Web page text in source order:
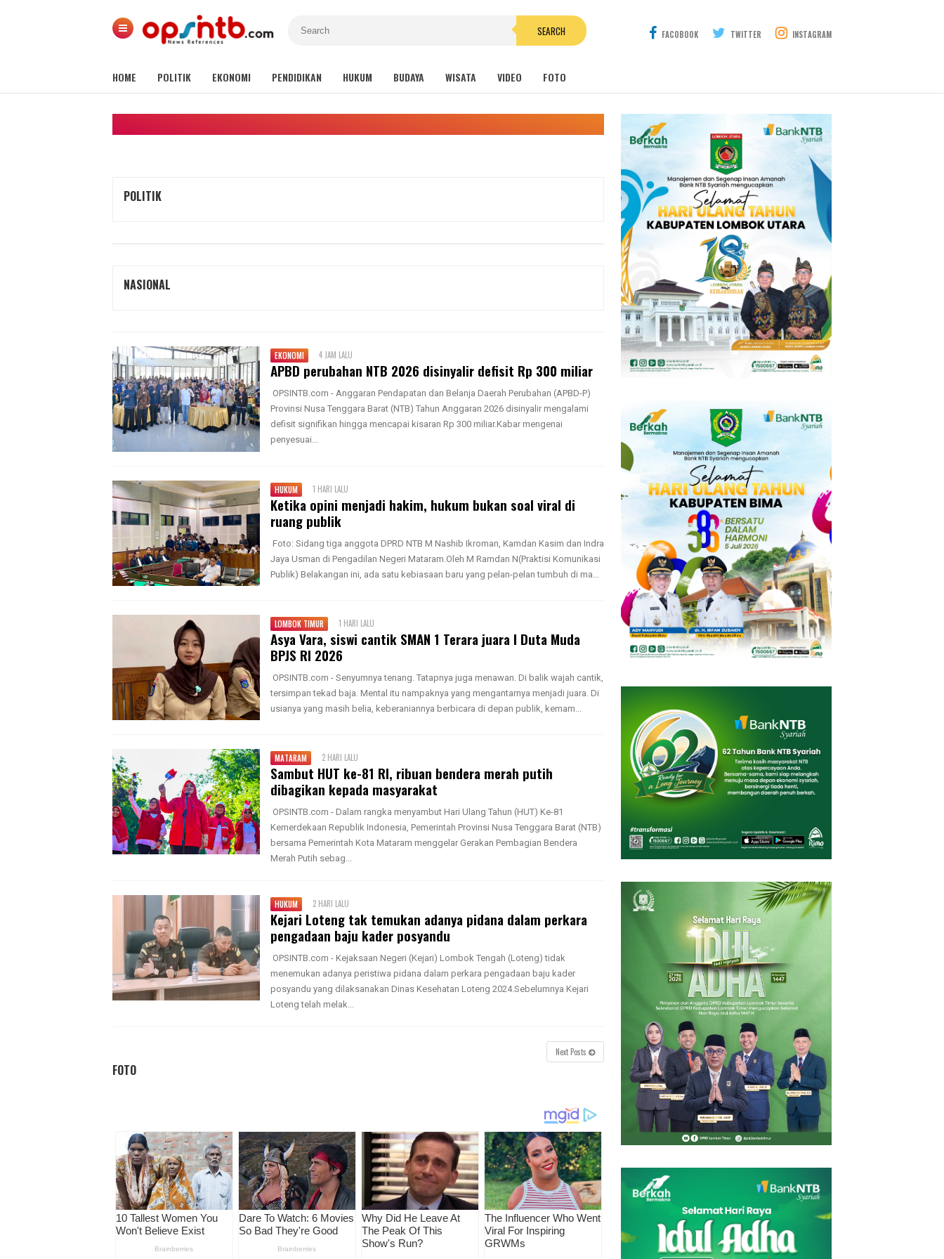
SEARCH FACOBOOK TWITTER INSTAGRAM
HOME POLITIK EKONOMI PENDIDIKAN HUKUM BUDAYA WISATA VIDEO FOTO
POLITIK
NASIONAL
EKONOMI 4 JAM LALU
APBD perubahan NTB 2026 disinyalir defisit Rp 300 miliar
OPSINTB.com - Anggaran Pendapatan dan Belanja Daerah Perubahan (APBD-P)
Provinsi Nusa Tenggara Barat (NTB) Tahun Anggaran 2026 disinyalir mengalami
defisit signifikan hingga mencapai kisaran Rp 300 miliar.Kabar mengenai
penyesuai...
HUKUM 1 HARI LALU
Ketika opini menjadi hakim, hukum bukan soal viral di
ruang publik
Foto: Sidang tiga anggota DPRD NTB M Nashib Ikroman, Kamdan Kasim dan Indra
Jaya Usman di Pengadilan Negeri Mataram.Oleh M Ramdan N(Praktisi Komunikasi
Publik) Belakangan ini, ada satu kebiasaan baru yang pelan-pelan tumbuh di ma...
LOMBOK TIMUR 1 HARI LALU
Asya Vara, siswi cantik SMAN 1 Terara juara I Duta Muda
BPJS RI 2026
OPSINTB.com - Senyumnya tenang. Tatapnya juga menawan. Di balik wajah cantik,
tersimpan tekad baja. Mental itu nampaknya yang mengantarnya menjadi juara. Di
usianya yang masih belia, keberaniannya berbicara di depan publik, kemam...
MATARAM 2 HARI LALU
Sambut HUT ke-81 RI, ribuan bendera merah putih
dibagikan kepada masyarakat
OPSINTB.com - Dalam rangka menyambut Hari Ulang Tahun (HUT) Ke-81
Kemerdekaan Republik Indonesia, Pemerintah Provinsi Nusa Tenggara Barat (NTB)
bersama Pemerintah Kota Mataram menggelar Gerakan Pembagian Bendera
Merah Putih sebag...
HUKUM 2 HARI LALU
Kejari Loteng tak temukan adanya pidana dalam perkara
pengadaan baju kader posyandu
OPSINTB.com - Kejaksaan Negeri (Kejari) Lombok Tengah (Loteng) tidak
menemukan adanya peristiwa pidana dalam perkara pengadaan baju kader
posyandu yang dilaksanakan Dinas Kesehatan Loteng 2024.Sebelumnya Kejari
Loteng telah melak...
Next Posts
FOTO